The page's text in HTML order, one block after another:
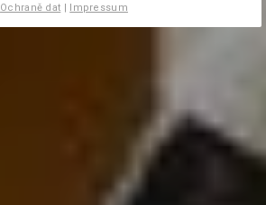
Ochraně dat | Impressum